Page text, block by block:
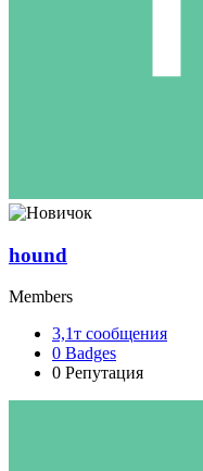
hound
Members
3,1т сообщения
0 Badges
0 Репутация